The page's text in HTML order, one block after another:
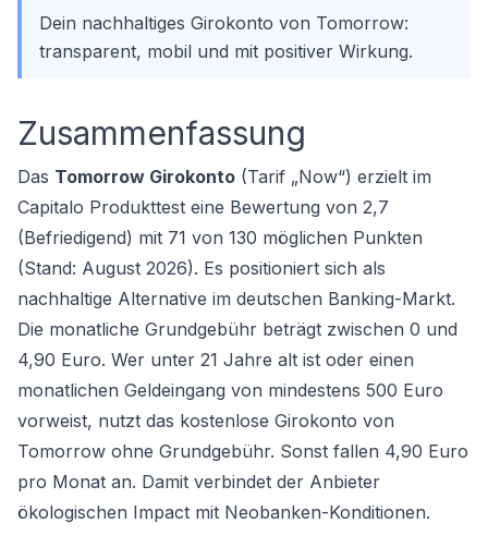
Dein nachhaltiges Girokonto von Tomorrow:
transparent, mobil und mit positiver Wirkung.
Zusammenfassung
Das Tomorrow Girokonto (Tarif „Now“) erzielt im
Capitalo Produkttest eine Bewertung von 2,7
(Befriedigend) mit 71 von 130 möglichen Punkten
(Stand: August 2026). Es positioniert sich als
nachhaltige Alternative im deutschen Banking-Markt.
Die monatliche Grundgebühr beträgt zwischen 0 und
4,90 Euro. Wer unter 21 Jahre alt ist oder einen
monatlichen Geldeingang von mindestens 500 Euro
vorweist, nutzt das kostenlose Girokonto von
Tomorrow ohne Grundgebühr. Sonst fallen 4,90 Euro
pro Monat an. Damit verbindet der Anbieter
ökologischen Impact mit Neobanken-Konditionen.